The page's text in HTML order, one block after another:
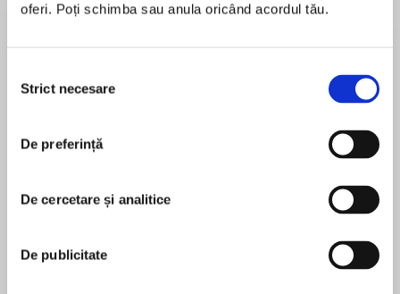
oferi. Poți schimba sau anula oricând acordul tău.
consimțământului
Strict necesare
De preferință
De cercetare și analitice
De publicitate
Desprecarte
autentică, stabilă și satisfăcătoare. Și aceasta,
de „artă", are nevoie de exercițiu și răbdare, de
concentrare și determinare. În această carte
iubirii, începând cu forma ei romantică (adesea
fraternă și cea erotică și încheiind cu iubirea de
sine și de Dumnezeu, precum și cu dragostea
MAI MULT
pentru această carte